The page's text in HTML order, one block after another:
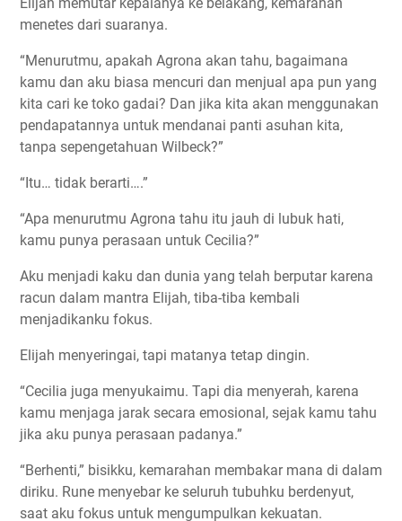
menetes dari suaranya.
“Menurutmu, apakah Agrona akan tahu, bagaimana
kamu dan aku biasa mencuri dan menjual apa pun yang
kita cari ke toko gadai? Dan jika kita akan menggunakan
pendapatannya untuk mendanai panti asuhan kita,
tanpa sepengetahuan Wilbeck?”
“Itu… tidak berarti….”
“Apa menurutmu Agrona tahu itu jauh di lubuk hati,
kamu punya perasaan untuk Cecilia?”
Aku menjadi kaku dan dunia yang telah berputar karena
racun dalam mantra Elijah, tiba-tiba kembali
menjadikanku fokus.
Elijah menyeringai, tapi matanya tetap dingin.
“Cecilia juga menyukaimu. Tapi dia menyerah, karena
kamu menjaga jarak secara emosional, sejak kamu tahu
jika aku punya perasaan padanya.”
“Berhenti,” bisikku, kemarahan membakar mana di dalam
diriku. Rune menyebar ke seluruh tubuhku berdenyut,
saat aku fokus untuk mengumpulkan kekuatan.